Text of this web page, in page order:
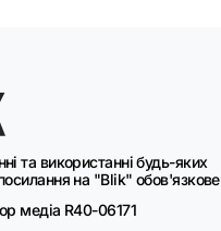
та використанні будь-яких
на "Blik" обов'язкове
медіа R40-06171